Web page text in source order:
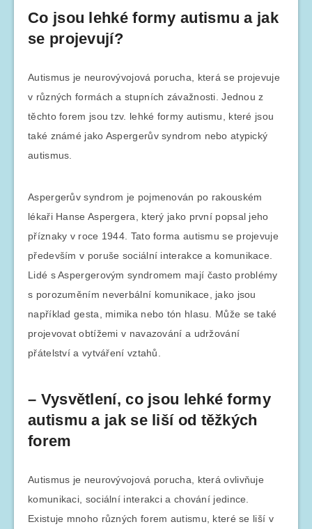
Co jsou lehké formy autismu a jak
se projevují?
Autismus je neurovývojová porucha, která se projevuje
v různých formách a stupních závažnosti. Jednou z
těchto forem jsou tzv. lehké formy autismu, které jsou
také známé jako Aspergerův syndrom nebo atypický
autismus.
Aspergerův syndrom je pojmenován po rakouském
lékaři Hanse Aspergera, který jako první popsal jeho
příznaky v roce 1944. Tato forma autismu se projevuje
především v poruše sociální interakce a komunikace.
Lidé s Aspergerovým syndromem mají často problémy
s porozuměním neverbální komunikace, jako jsou
například gesta, mimika nebo tón hlasu. Může se také
projevovat obtížemi v navazování a udržování
přátelství a vytváření vztahů.
– Vysvětlení, co jsou lehké formy
autismu a jak se liší od těžkých
forem
Autismus je neurovývojová porucha, která ovlivňuje
komunikaci, sociální interakci a chování jedince.
Existuje mnoho různých forem autismu, které se liší v